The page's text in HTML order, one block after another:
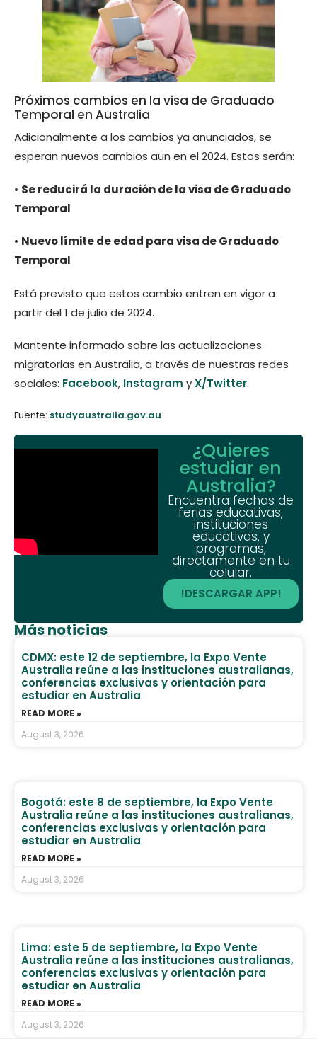
Próximos cambios en la visa de Graduado
Temporal en Australia
Adicionalmente a los cambios ya anunciados, se
esperan nuevos cambios aun en el 2024. Estos serán:
• Se reducirá la duración de la visa de Graduado
Temporal
• Nuevo límite de edad para visa de Graduado
Temporal
Está previsto que estos cambio entren en vigor a
partir del 1 de julio de 2024.
Mantente informado sobre las actualizaciones
migratorias en Australia, a través de nuestras redes
sociales: Facebook, Instagram yX/Twitter.
Fuente: studyaustralia.gov.au
¿Quieres
estudiar en
Australia?
Encuentra fechas de
ferias educativas,
instituciones
educativas, y
programas,
directamente en tu
celular.
!DESCARGAR APP!
Más noticias
CDMX: este 12 de septiembre, la Expo Vente
Australia reúne a las instituciones australianas,
conferencias exclusivas y orientación para
estudiar en Australia
READ MORE »
August 3, 2026
Bogotá: este 8 de septiembre, la Expo Vente
Australia reúne a las instituciones australianas,
conferencias exclusivas y orientación para
estudiar en Australia
READ MORE »
August 3, 2026
Lima: este 5 de septiembre, la Expo Vente
Australia reúne a las instituciones australianas,
conferencias exclusivas y orientación para
estudiar en Australia
READ MORE »
August 3, 2026